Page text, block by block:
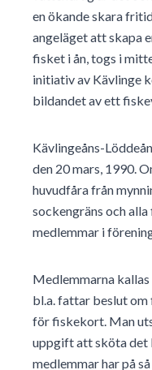
en ökande skara
angeläget att skapa
fisket i ån, togs i
initiativ av Kävlinge
bildandet av ett
Kävlingeåns-
den 20 mars, 1990.
huvudfåra från
sockengräns och
medlemmar i
Medlemmarna
bl.a. fattar beslut
för fiskekort. Man
uppgift att sköta det
medlemmar har på